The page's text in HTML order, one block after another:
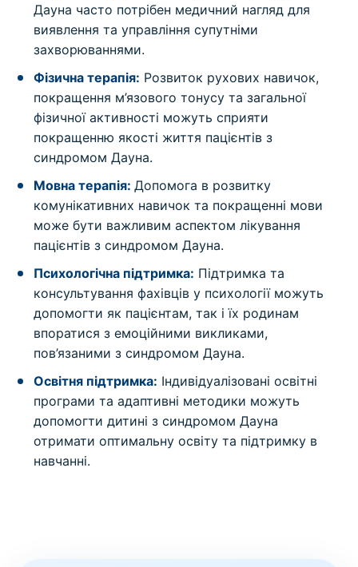
Дауна часто потрібен медичний нагляд для
виявлення та управління супутніми
захворюваннями.
Фізична терапія: Розвиток рухових навичок,
покращення м’язового тонусу та загальної
фізичної активності можуть сприяти
покращенню якості життя пацієнтів з
синдромом Дауна.
Мовна терапія:Допомога в розвитку
комунікативних навичок та покращенні мови
може бути важливим аспектом лікування
пацієнтів з синдромом Дауна.
Психологічна підтримка: Підтримка та
консультування фахівців у психології можуть
допомогти як пацієнтам, так і їх родинам
впоратися з емоційними викликами,
пов’язаними з синдромом Дауна.
Освітня підтримка: Індивідуалізовані освітні
програми та адаптивні методики можуть
допомогти дитині з синдромом Дауна
отримати оптимальну освіту та підтримку в
навчанні.